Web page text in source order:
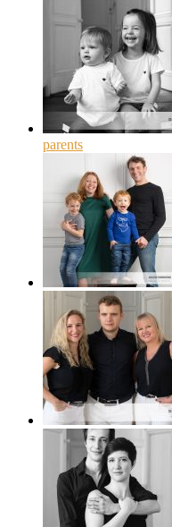
parents